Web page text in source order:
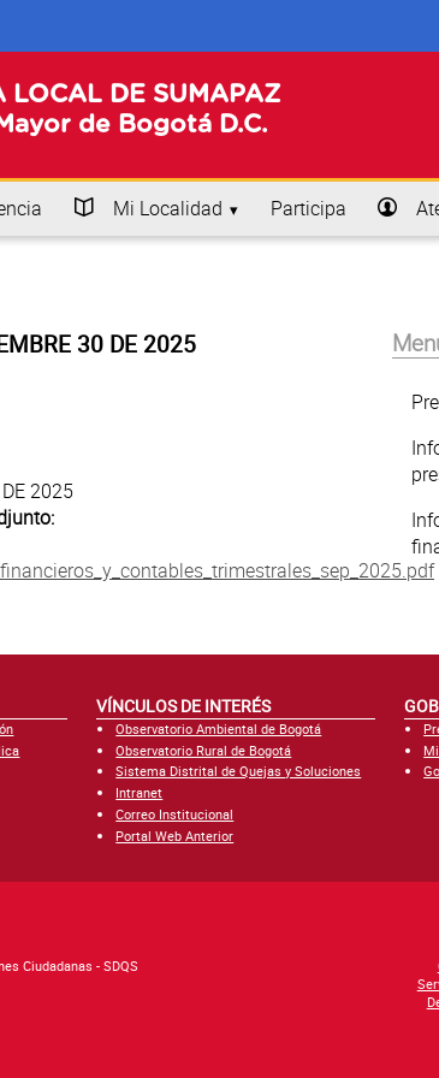
LOCAL DE SUMAPAZ
de Bogotá D.C.
Mi Localidad Participa
30 DE 2025
2025
VÍNCULOS DE INTERÉS
Observatorio Ambiental de Bogotá
Observatorio Rural de Bogotá
Sistema Distrital de Quejas y Soluciones
Intranet
Correo Institucional
Portal Web Anterior
Ciudadanas - SDQS